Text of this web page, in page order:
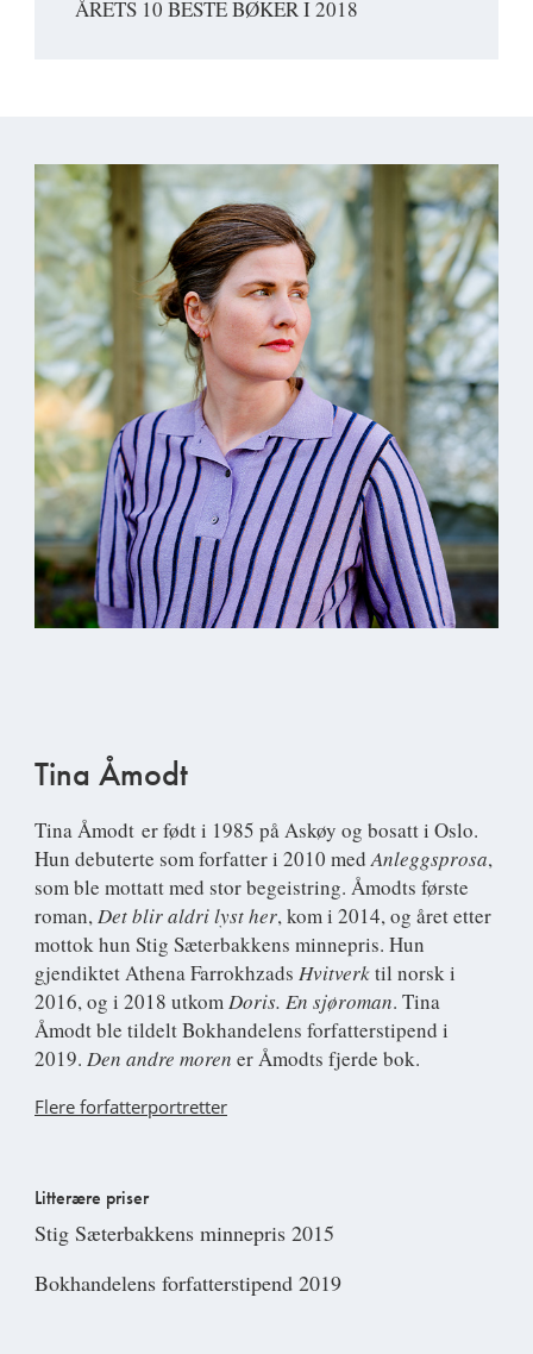
ÅRETS 10 BESTE BØKER I 2018
Tina Åmodt
Tina Åmodt er født i 1985 på Askøy og bosatt i Oslo.
Hun debuterte som forfatter i 2010 medAnleggsprosa,
som ble mottatt med stor begeistring. Åmodts første
roman,Det blir aldri lyst her, kom i 2014, og året etter
mottok hun Stig Sæterbakkens minnepris. Hun
gjendiktet Athena Farrokhzads Hvitverktil norsk i
2016, og i 2018 utkomDoris. En sjøroman. Tina
Åmodt ble tildelt Bokhandelens forfatterstipend i
2019. Den andre moren er Åmodts fjerde bok.
Flere forfatterportretter
Litterære priser
Stig Sæterbakkens minnepris 2015
Bokhandelens forfatterstipend 2019